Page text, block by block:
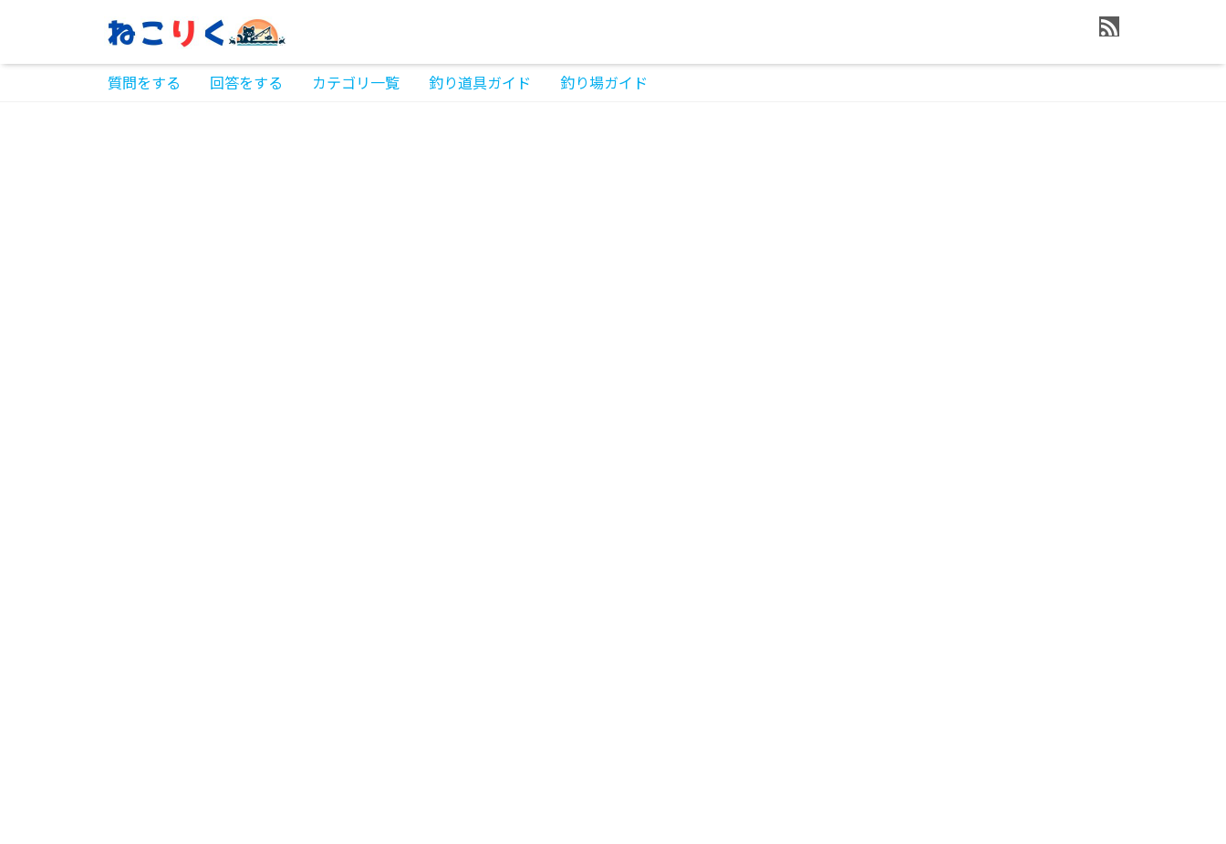
質問をする 回答をする カテゴリ一覧 釣り道具ガイド 釣り場ガイド